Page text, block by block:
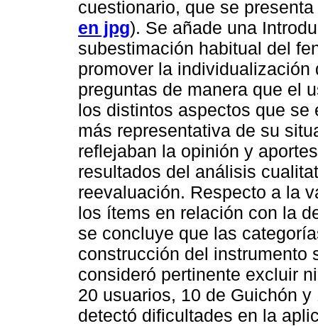
cuestionario, que se
en jpg). Se añade una
subestimación habitual del
promover la
preguntas de manera que el
los distintos aspectos que se
más representativa de su
reflejaban la opinión y
resultados del análisis
reevaluación. Respecto a la
los ítems en relación con la
se concluye que las
construcción del instrumento
consideró pertinente excluir
20 usuarios, 10 de Guichón
detectó dificultades en la